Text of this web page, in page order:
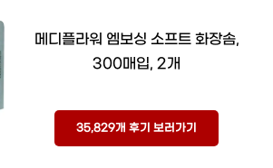
메디플라워 엠보싱 소프트 화장솜,
300매입, 2개
35,829개 후기 보러가기